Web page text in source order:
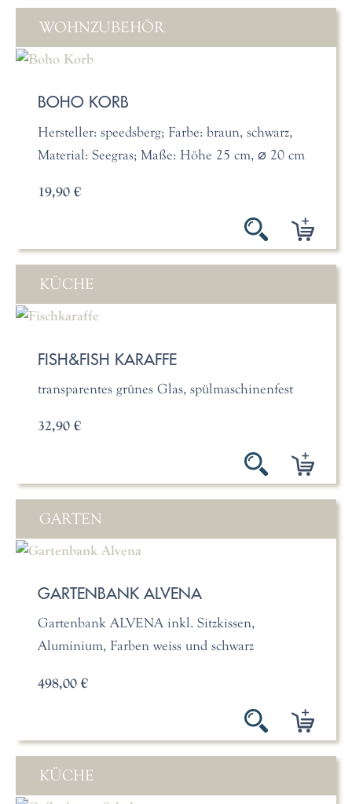
WOHNZUBEHÖR
BOHO KORB
Hersteller: speedsberg; Farbe: braun, schwarz,
Material: Seegras; Maße: Höhe 25 cm, ⌀ 20 cm
19,90 €
KÜCHE
FISH&FISH KARAFFE
transparentes grünes Glas, spülmaschinenfest
32,90 €
GARTEN
GARTENBANK ALVENA
Gartenbank ALVENA inkl. Sitzkissen,
Aluminium, Farben weiss und schwarz
498,00 €
KÜCHE